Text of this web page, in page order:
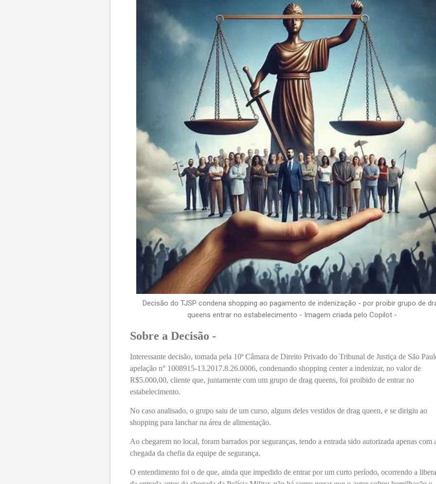
Decisão do TJSP condena shopping ao pagamento de indenização - por proibir grupo de
queens entrar no estabelecimento - Imagem criada pelo Copilot -
Sobre a Decisão -
Interessante decisão, tomada pela 10ª Câmara de Direito Privado do Tribunal de Justiça de São
apelação n° 1008915-13.2017.8.26.0006, condenando shopping center a indenizar, no valor de
R$5.000,00, cliente que, juntamente com um grupo de drag queens, foi proibido de entrar no
estabelecimento.
No caso analisado, o grupo saiu de um curso, alguns deles vestidos de drag queen, e se dirigiu ao
shopping para lanchar na área de alimentação.
Ao chegarem no local, foram barrados por seguranças, tendo a entrada sido autorizada apenas com
chegada da chefia da equipe de segurança.
O entendimento foi o de que, ainda que impedido de entrar por um curto período, ocorrendo a